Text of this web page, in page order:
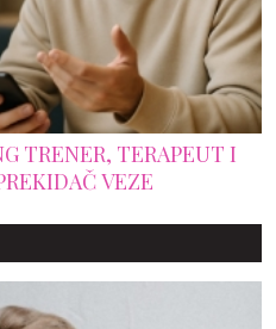
TERAPEUT I
VEZE